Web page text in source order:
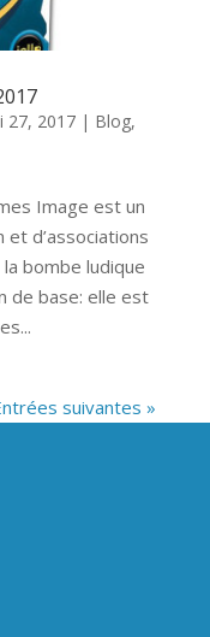
27, 2017| Blog,
Image est un
d’associations
bombe ludique
de base: elle est
suivantes »